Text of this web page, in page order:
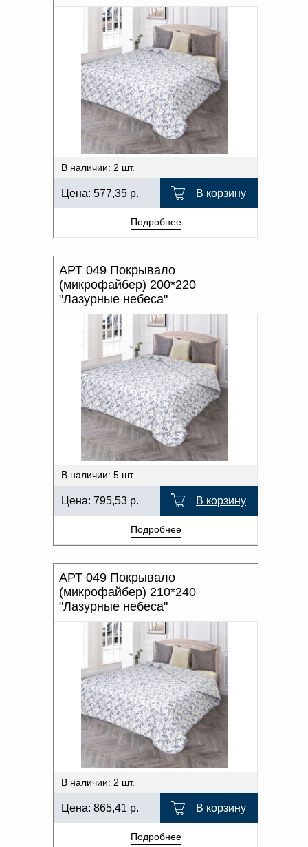
В наличии: 2 шт.
Цена: 577,35 р. В корзину
Подробнее
АРТ 049 Покрывало
(микрофайбер) 200*220
"Лазурные небеса"
В наличии: 5 шт.
Цена: 795,53 р. В корзину
Подробнее
АРТ 049 Покрывало
(микрофайбер) 210*240
"Лазурные небеса"
В наличии: 2 шт.
Цена: 865,41 р. В корзину
Подробнее